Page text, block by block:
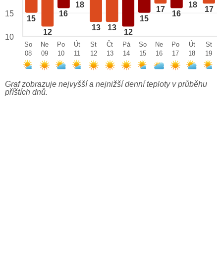
15
12
16
18
13 13
12
15
17
16
18
17
15
10
So
08
Ne
09
Po
10
Út
11
St
12
Čt
13
Pá
14
So
15
Ne
16
Po
17
Út
18
St
19
Graf zobrazuje nejvyšší a nejnižší denní teploty v průběhu
příštích dnů.